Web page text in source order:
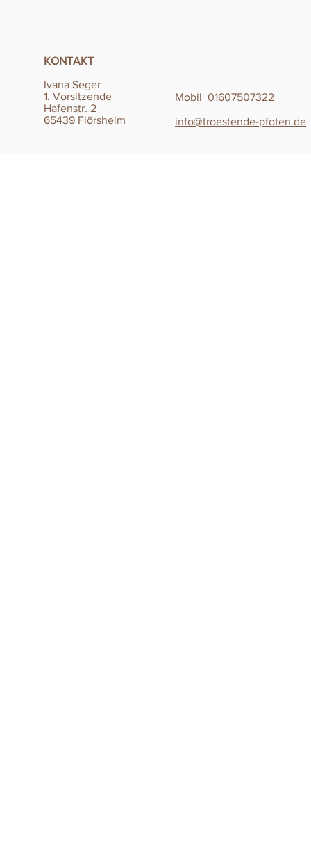
KONTAKT
Ivana Seger
1. Vorsitzende
Hafenstr. 2
65439 Flörsheim
Mobil 01607507322
info@troestende-pfoten.de